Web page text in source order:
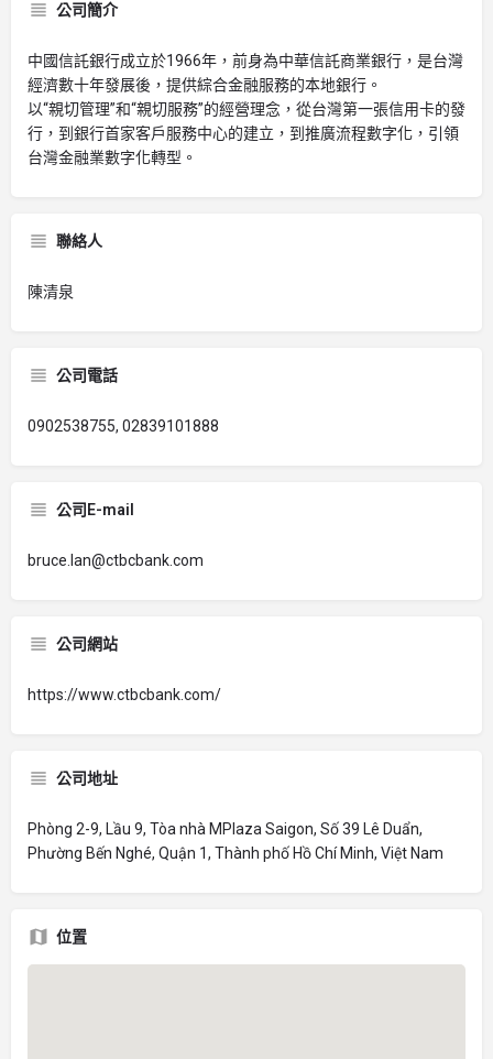
公司簡介
中國信託銀行成立於1966年，前身為中華信託商業銀行，是台灣
經濟數十年發展後，提供綜合金融服務的本地銀行。
以“親切管理”和“親切服務”的經營理念，從台灣第一張信用卡的發
行，到銀行首家客戶服務中心的建立，到推廣流程數字化，引領
台灣金融業數字化轉型。
聯絡人
陳清泉
公司電話
0902538755, 02839101888
公司E-mail
bruce.lan@ctbcbank.com
公司網站
https://www.ctbcbank.com/
公司地址
Phòng 2-9, Lầu 9, Tòa nhà MPlaza Saigon, Số 39 Lê Duẩn,
Phường Bến Nghé, Quận 1, Thành phố Hồ Chí Minh, Việt Nam
位置